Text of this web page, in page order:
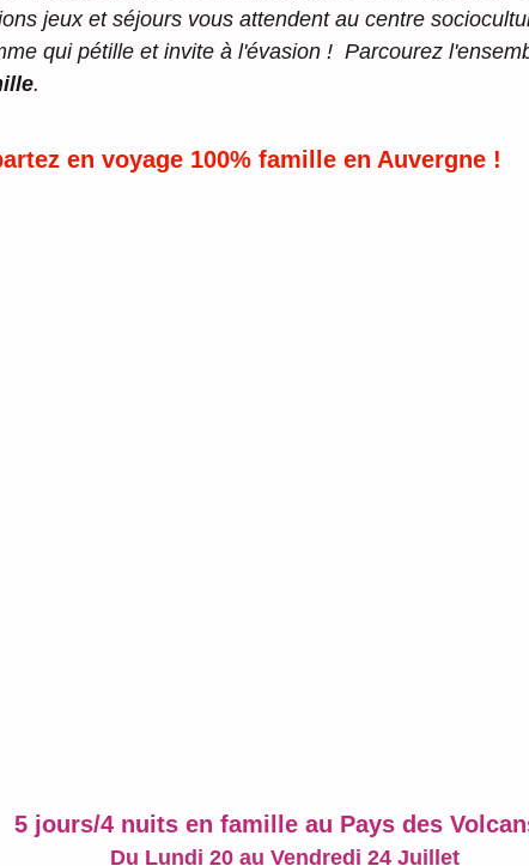
jeux et séjours vous attendent au centre
qui pétille et invite à l'évasion !  Parcourez
.
en voyage 100% famille en Auvergne !
5 jours/4 nuits en famille au Pays des
Du Lundi 20 au Vendredi 24 Juillet